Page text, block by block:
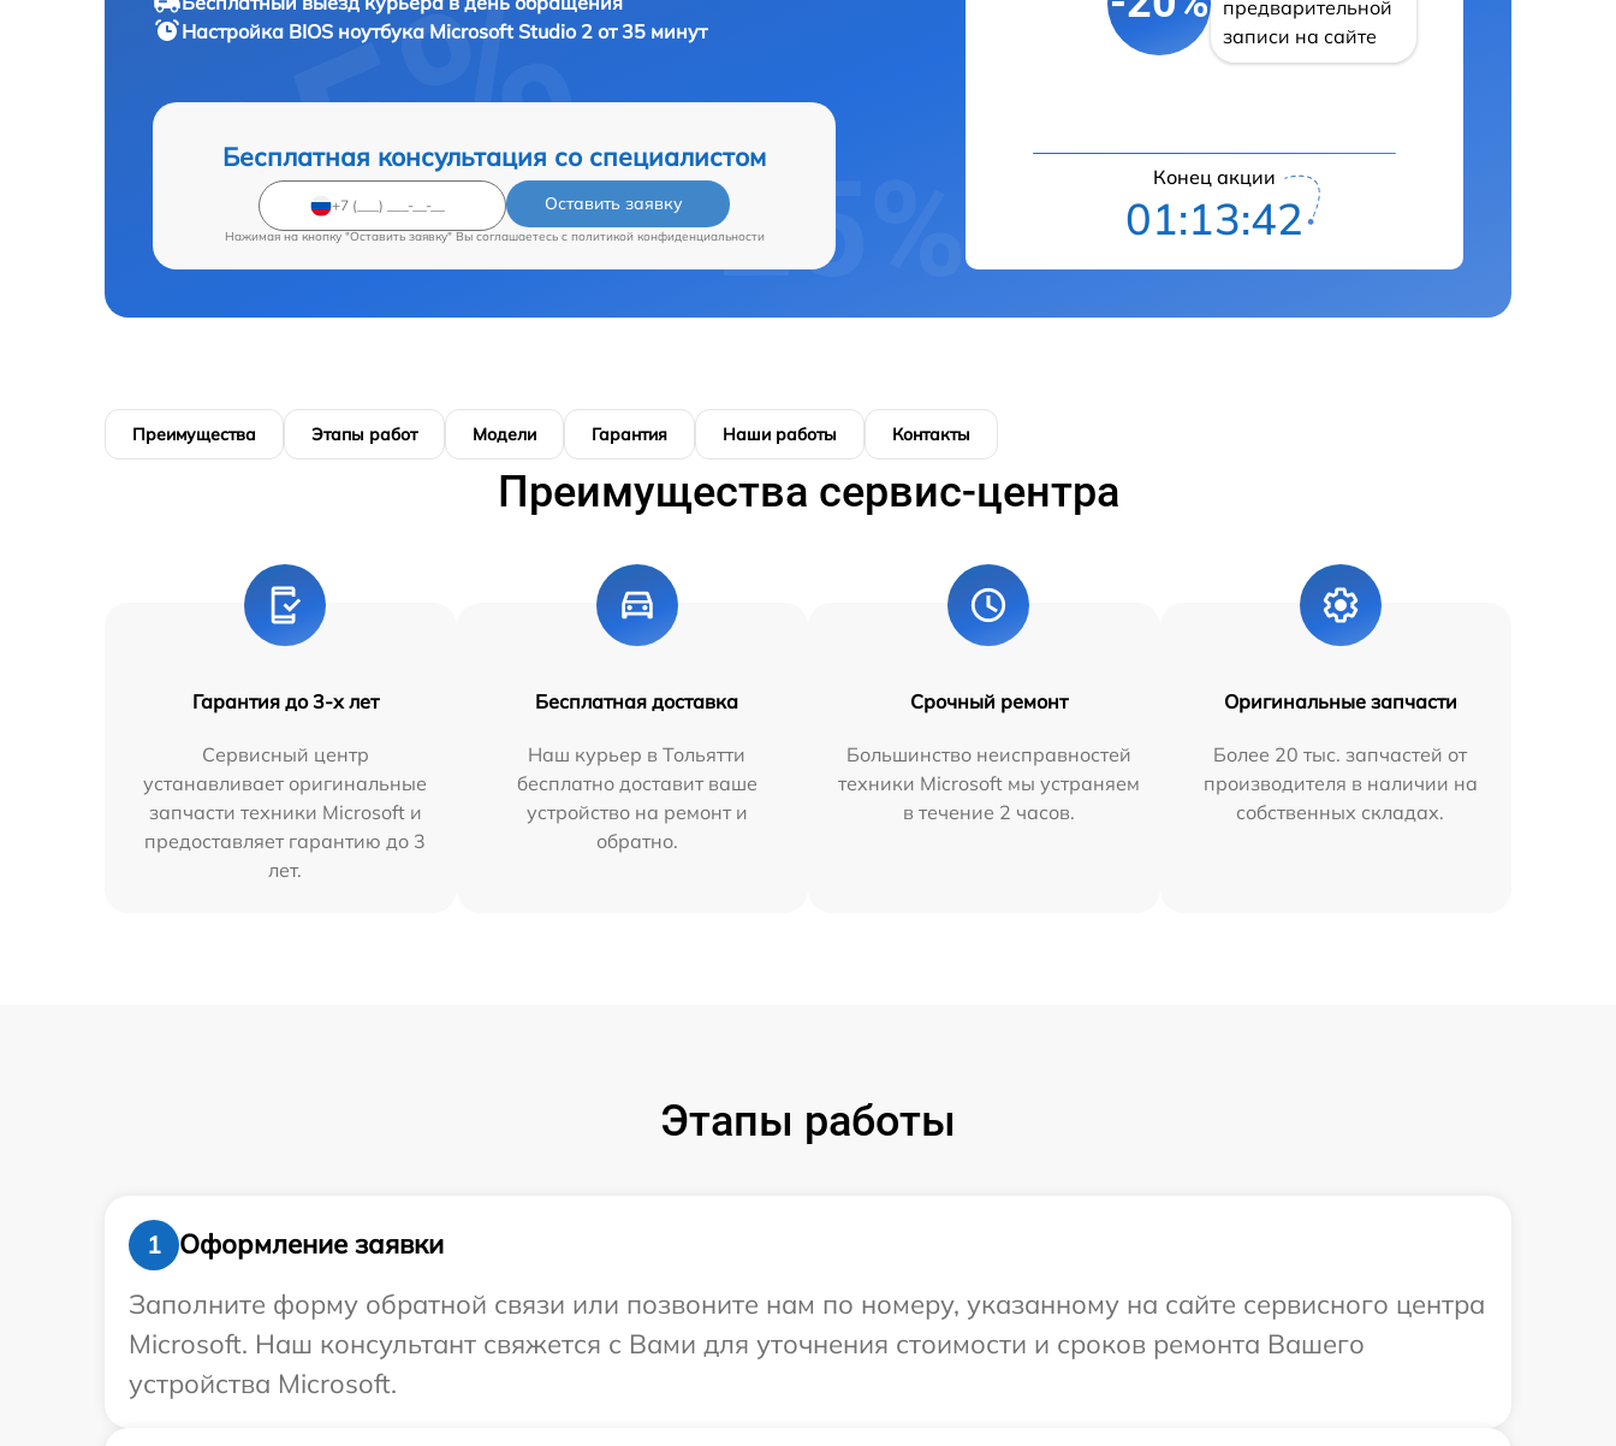
Настройка BIOS ноутбука Microsoft Studio 2 от 35 минут
Бесплатная консультация со специалистом
Оставить заявку
Нажимая на кнопку "Оставить заявку" Вы соглашаетесь c политикой конфиденциальности
предварительной
записи на сайте
Конец акции
01:13:42
Преимущества Этапы работ Модели Гарантия Наши работы Контакты
Преимущества сервис-центра
Гарантия до 3-х лет
Сервисный центр
устанавливает оригинальные
запчасти техники Microsoft и
предоставляет гарантию до 3
лет.
Бесплатная доставка
Наш курьер в Тольятти
бесплатно доставит ваше
устройство на ремонт и
обратно.
Срочный ремонт
Большинство неисправностей
техники Microsoft мы устраняем
в течение 2 часов.
Оригинальные запчасти
Более 20 тыс. запчастей от
производителя в наличии на
собственных складах.
Этапы работы
1
Оформление заявки
Заполните форму обратной связи или позвоните нам по номеру, указанному на сайте сервисного центра
Microsoft. Наш консультант свяжется с Вами для уточнения стоимости и сроков ремонта Вашего
устройства Microsoft.